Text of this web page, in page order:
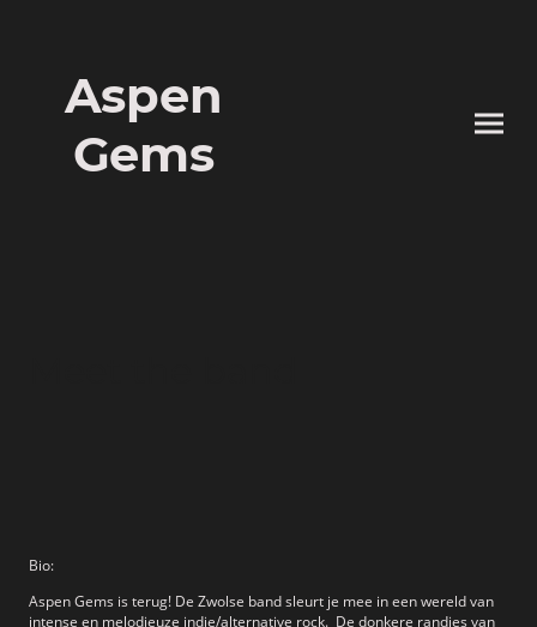
Aspen
Gems
Bio:
Aspen Gems is terug! De Zwolse band sleurt je mee in een wereld van
intense en melodieuze indie/alternative rock. De donkere randjes van